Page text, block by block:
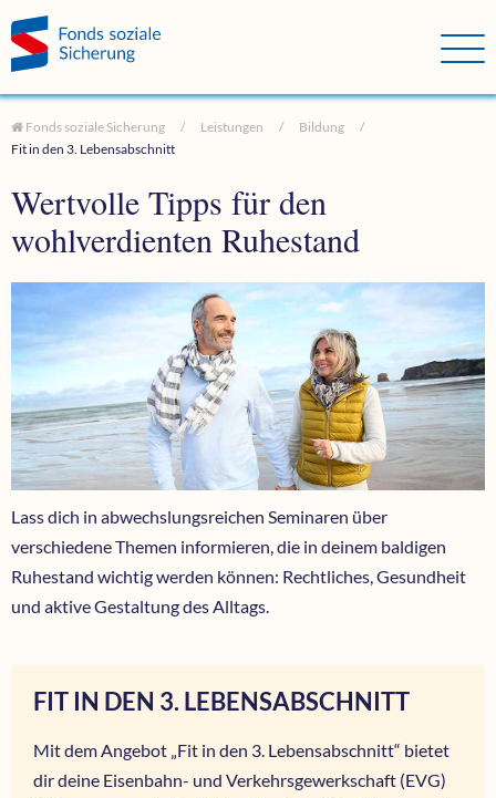
Fonds soziale Sicherung Leistungen
Bildung
Fit in den 3. Lebensabschnitt
Wertvolle Tipps für den
wohlverdienten Ruhestand
Lass dich in abwechslungsreichen Seminaren über
verschiedene Themen informieren, die in deinem baldigen
Ruhestand wichtig werden können: Rechtliches, Gesundheit
und aktive Gestaltung des Alltags.
FIT IN DEN 3. LEBENSABSCHNITT
Mit dem Angebot „Fit in den 3. Lebensabschnitt“ bietet
dir deine Eisenbahn- und Verkehrsgewerkschaft (EVG)